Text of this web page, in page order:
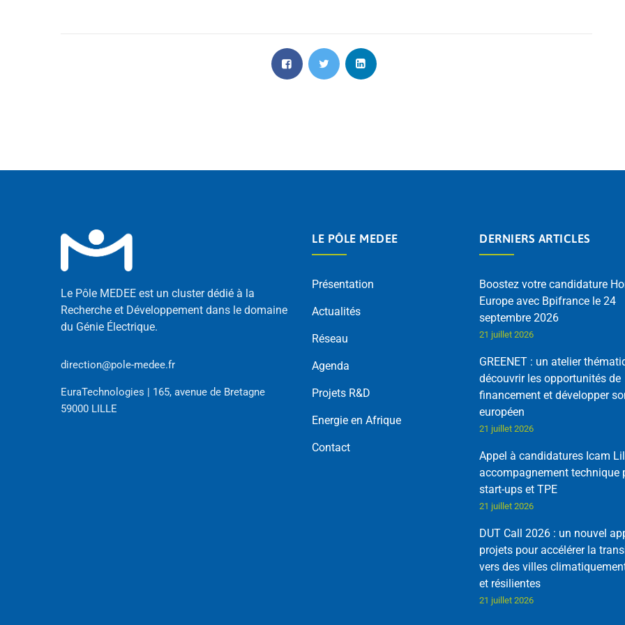
Le Pôle MEDEE est un cluster dédié à la
Recherche et Développement dans le domaine
du Génie Électrique.
direction@pole-medee.fr
EuraTechnologies | 165, avenue de Bretagne
59000 LILLE
LE PÔLE MEDEE
Présentation
Actualités
Réseau
Agenda
Projets R&D
Energie en Afrique
Contact
DERNIERS ARTICLES
Boostez votre candidature
Europe avec Bpifrance le 24
septembre 2026
21 juillet 2026
GREENET : un atelier
découvrir les opportunités de
financement et développer
européen
21 juillet 2026
Appel à candidatures Icam
accompagnement technique
start-ups et TPE
21 juillet 2026
DUT Call 2026 : un nouvel
projets pour accélérer la
vers des villes
et résilientes
21 juillet 2026